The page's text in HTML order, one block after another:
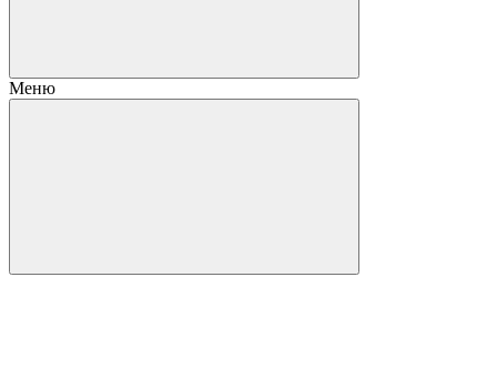
Меню